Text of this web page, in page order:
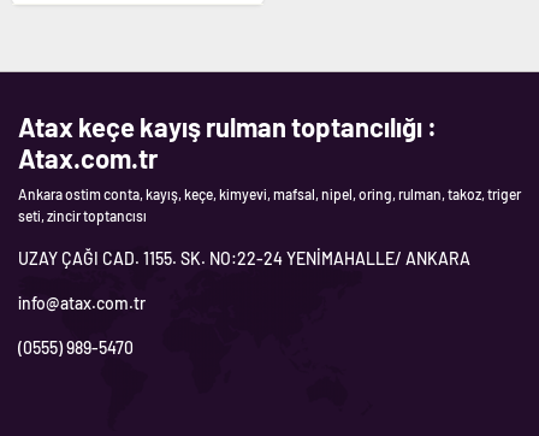
Atax keçe kayış rulman toptancılığı :
Atax.com.tr
Ankara ostim conta, kayış, keçe, kimyevi, mafsal, nipel, oring, rulman, takoz, triger
seti, zincir toptancısı
UZAY ÇAĞI CAD. 1155. SK. NO:22-24 YENİMAHALLE/ ANKARA
info@atax.com.tr
(0555) 989-5470